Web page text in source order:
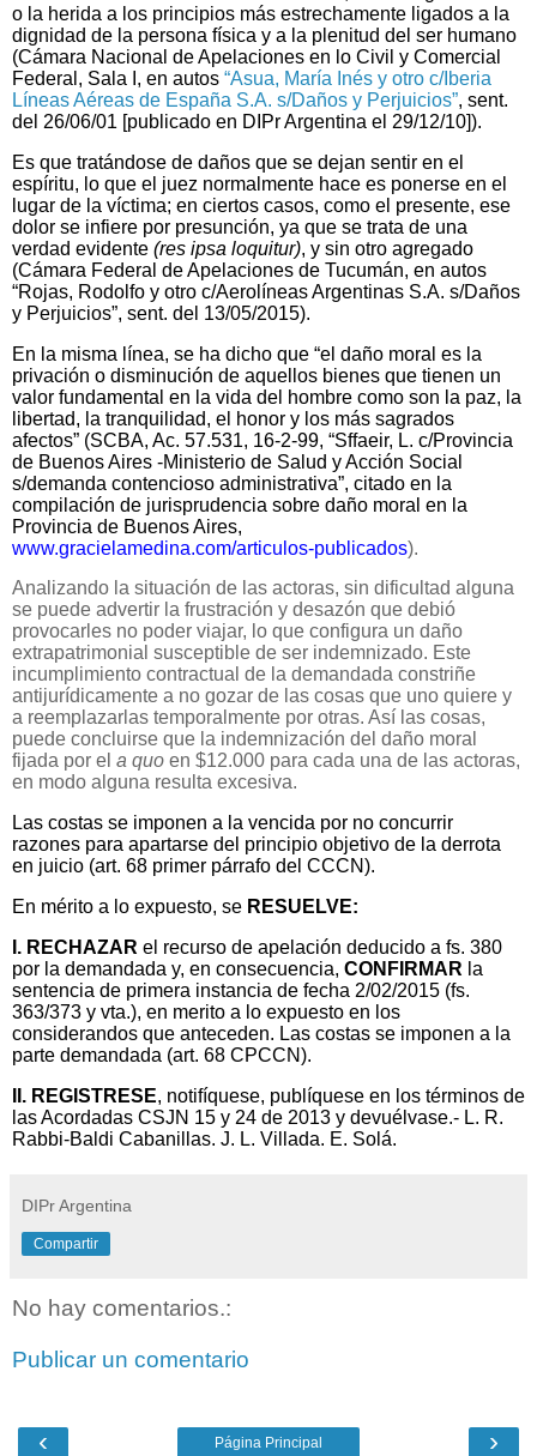
o la herida a los principios más estrechamente ligados a la
dignidad de la persona física y a la plenitud del ser humano
(Cámara Nacional de Apelaciones en lo Civil y Comercial
Federal, Sala I, en autos “Asua, María Inés y otro c/Iberia
Líneas Aéreas de España S.A. s/Daños y Perjuicios”, sent.
del 26/06/01 [publicado en DIPr Argentina el 29/12/10]).
Es que tratándose de daños que se dejan sentir en el
espíritu, lo que el juez normalmente hace es ponerse en el
lugar de la víctima; en ciertos casos, como el presente, ese
dolor se infiere por presunción, ya que se trata de una
verdad evidente (res ipsa loquitur), y sin otro agregado
(Cámara Federal de Apelaciones de Tucumán, en autos
“Rojas, Rodolfo y otro c/Aerolíneas Argentinas S.A. s/Daños
y Perjuicios”, sent. del 13/05/2015).
En la misma línea, se ha dicho que “el daño moral es la
privación o disminución de aquellos bienes que tienen un
valor fundamental en la vida del hombre como son la paz, la
libertad, la tranquilidad, el honor y los más sagrados
afectos” (SCBA, Ac. 57.531, 16-2-99, “Sffaeir, L. c/Provincia
de Buenos Aires -Ministerio de Salud y Acción Social
s/demanda contencioso administrativa”, citado en la
compilación de jurisprudencia sobre daño moral en la
Provincia de Buenos Aires,
www.gracielamedina.com/articulos-publicados).
Analizando la situación de las actoras, sin dificultad alguna
se puede advertir la frustración y desazón que debió
provocarles no poder viajar, lo que configura un daño
extrapatrimonial susceptible de ser indemnizado. Este
incumplimiento contractual de la demandada constriñe
antijurídicamente a no gozar de las cosas que uno quiere y
a reemplazarlas temporalmente por otras. Así las cosas,
puede concluirse que la indemnización del daño moral
fijada por el a quo en $12.000 para cada una de las actoras,
en modo alguna resulta excesiva.
Las costas se imponen a la vencida por no concurrir
razones para apartarse del principio objetivo de la derrota
en juicio (art. 68 primer párrafo del CCCN).
En mérito a lo expuesto, se RESUELVE:
I. RECHAZAR el recurso de apelación deducido a fs. 380
por la demandada y, en consecuencia, CONFIRMAR la
sentencia de primera instancia de fecha 2/02/2015 (fs.
363/373 y vta.), en merito a lo expuesto en los
considerandos que anteceden. Las costas se imponen a la
parte demandada (art. 68 CPCCN).
II. REGISTRESE, notifíquese, publíquese en los términos de
las Acordadas CSJN 15 y 24 de 2013 y devuélvase.- L. R.
Rabbi-Baldi Cabanillas. J. L. Villada. E. Solá.
DIPr Argentina
Compartir
No hay comentarios.:
Publicar un comentario
‹ ›
Página Principal